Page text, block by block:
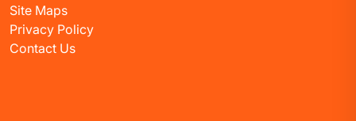
Site Maps
Privacy Policy
Contact Us